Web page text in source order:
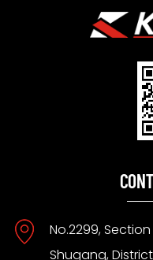
No.2299,
Shugang,